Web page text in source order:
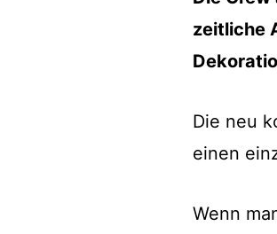
zeitliche
Die neu
einen
Wenn